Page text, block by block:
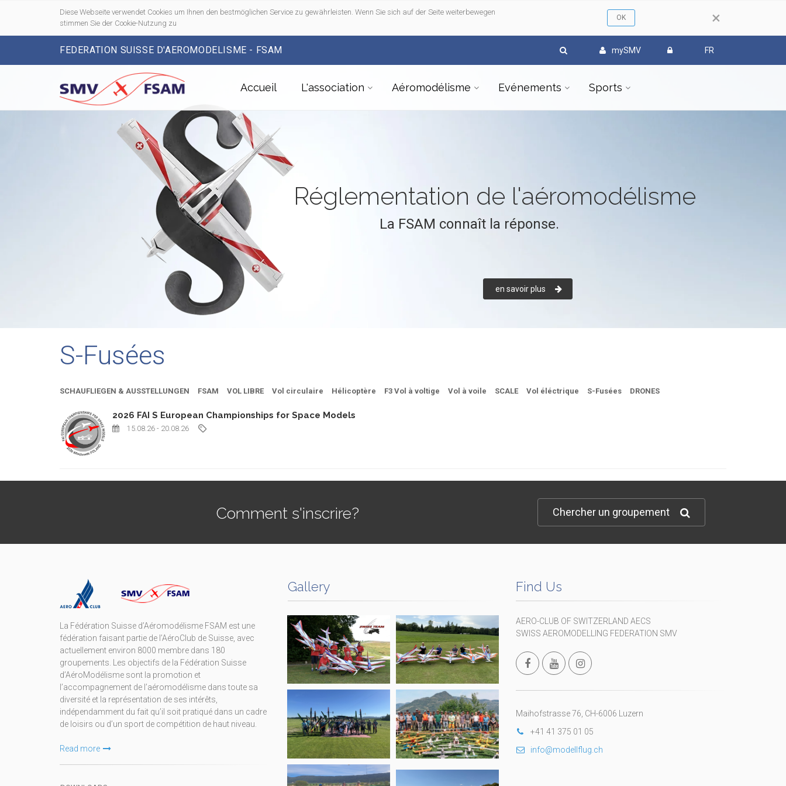
×
Diese Webseite verwendet Cookies um Ihnen den bestmöglichen Service zu gewährleisten. Wenn Sie sich auf der Seite weiterbewegen
stimmen Sie der Cookie-Nutzung zu
FEDERATION SUISSE D'AEROMODELISME - FSAM mySMV FR
Accueil L'association Aéromodélisme Evénements Sports
Réglementation de l'aéromodélisme
La FSAM connaît la réponse.
en savoir plus
S-Fusées
SCHAUFLIEGEN & AUSSTELLUNGEN FSAM VOL LIBRE Vol circulaire Hélicoptère F3 Vol à voltige Vol à voile SCALE Vol éléctrique S-Fusées DRONES
2026 FAI S European Championships for Space Models
15.08.26 - 20.08.26
Comment s'inscrire? Chercher un groupement
La Fédération Suisse d’Aéromodélisme FSAM est une
fédération faisant partie de l’AéroClub de Suisse, avec
actuellement environ 8000 membre dans 180
groupements. Les objectifs de la Fédération Suisse
d’AéroModélisme sont la promotion et
l’accompagnement de l’aéromodélisme dans toute sa
diversité et la représentation de ses intérêts,
indépendamment du fait qu’il soit pratiqué dans un cadre
de loisirs ou d’un sport de compétition de haut niveau.
Read more
Gallery Find Us
AERO-CLUB OF SWITZERLAND AECS
SWISS AEROMODELLING FEDERATION SMV
Maihofstrasse 76, CH-6006 Luzern
+41 41 375 01 05
info@modellflug.ch